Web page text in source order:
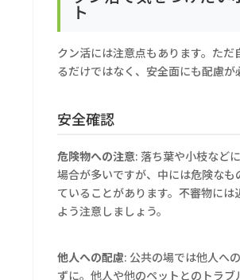
ト
クン活には注意点もあります。ただ
るだけではなく、安全面にも配慮が
安全確認
危険物への注意: 落ち葉や小枝など
場合が多いですが、中には危険なも
ていることがあります。不審物には
よう注意しましょう。
他人への配慮: 公共の場では他人へ
ずに。他人や他のペットとのトラブ